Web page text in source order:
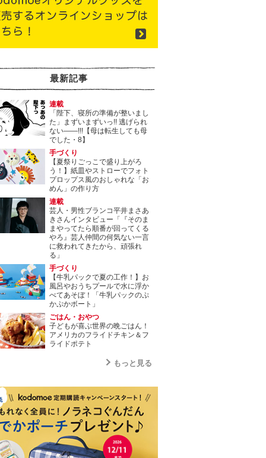
最新記事
連載
「陛下、寝所の準備が整いまし
た」まずいまずいっ!! 逃げられ
ない――!!!【母は転生しても母
でした・8】
手づくり
【夏祭りごっこで盛り上がろ
う！】紙皿やストローでフォト
プロップス風のおしゃれな「お
めん」の作り方
連載
芸人・男性ブランコ平井まさあ
きさんインタビュー「『そのま
まやってたら順番が回ってくる
やろ』芸人仲間の何気ない一言
に救われてきたから、頑張れ
る」
手づくり
【牛乳パックで夏の工作！】お
風呂やおうちプールで水に浮か
べてあそぼ！「牛乳パックのぷ
かぷかボート」
ごはん・おやつ
子どもが喜ぶ世界の晩ごはん！
アメリカのフライドチキン＆フ
ライドポテト
もっと見る